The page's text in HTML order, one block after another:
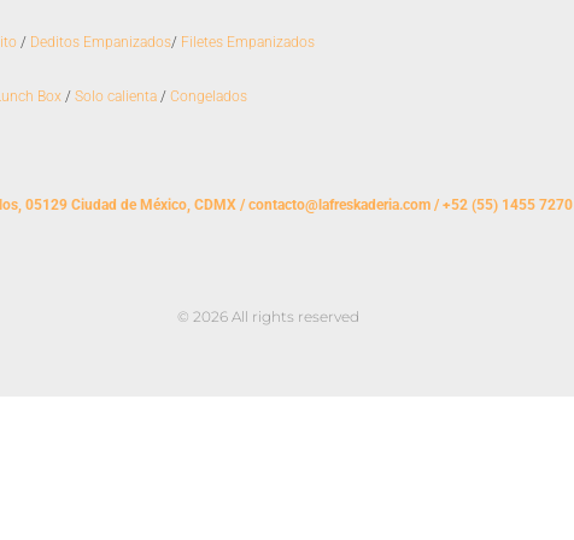
m
/ Deditos Empanizados/ Filetes Empanizados
Box / Solo calienta / Congelados
05129 Ciudad de México, CDMX / contacto@lafreskaderia.com / +52 (55) 1455 7270
© 2026 All rights reserved